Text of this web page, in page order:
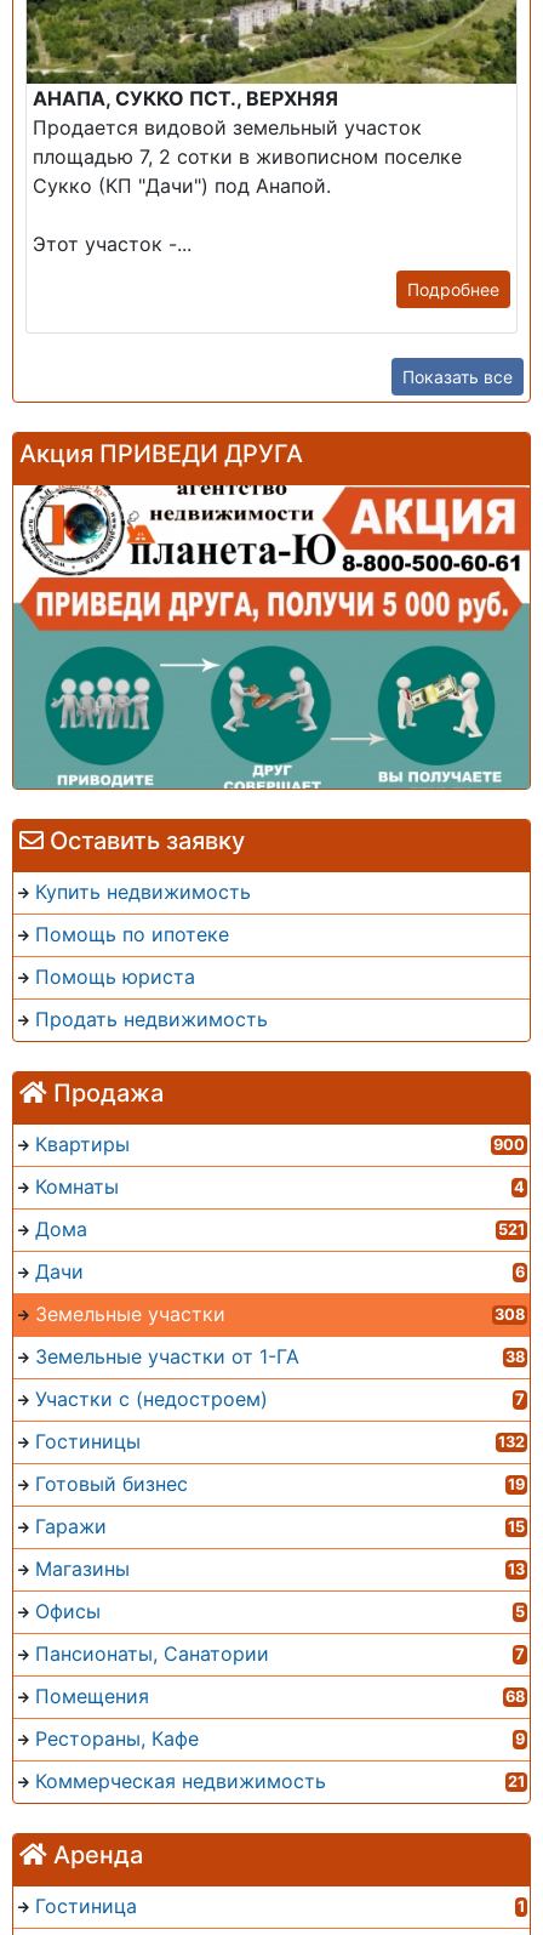
Оставить заявку
Купить недвижимость
Помощь по ипотеке
Помощь юриста
Продать недвижимость
Продажа
Квартиры 900
Комнаты 4
Дома 521
Дачи 6
Земельные участки 308
Земельные участки от 1-ГА 38
Участки с (недостроем) 7
Гостиницы 132
Готовый бизнес 19
Гаражи 15
Магазины 13
Офисы 5
Пансионаты, Санатории 7
Помещения 68
Рестораны, Кафе 9
Коммерческая недвижимость 21
Аренда
Гостиница 1
АНАПА, СУККО ПСТ., ВЕРХНЯЯ
Продается видовой земельный участок
площадью 7, 2 сотки в живописном поселке
Сукко (КП "Дачи") под Анапой.
Этот участок -...
Подробнее
Показать все
Акция ПРИВЕДИ ДРУГА